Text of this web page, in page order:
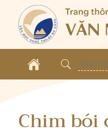
Chim bói